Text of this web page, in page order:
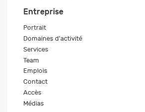
Entreprise
Portrait
Domaines d'activité
Services
Team
Emplois
Contact
Accès
Médias